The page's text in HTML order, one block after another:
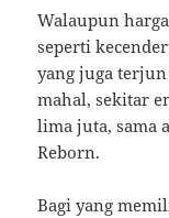
Walaupun
seperti
yang juga
mahal, sekitar
lima juta, sama
Reborn.
Bagi yang